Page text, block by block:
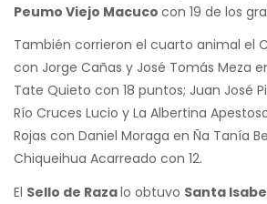
Peumo Viejo Macuco con 19 de los
También corrieron el cuarto animal el
con Jorge Cañas y José Tomás Meza
Tate Quieto con 18 puntos; Juan José
Río Cruces Lucio y La Albertina
Rojas con Daniel Moraga en Ña Tanía
Chiqueihua Acarreado con 12.
El Sello de Razalo obtuvo Santa